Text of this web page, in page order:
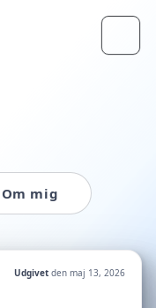
Om mig
Udgivet den maj 13, 2026